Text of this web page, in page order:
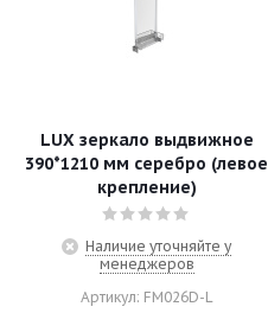
LUX зеркало выдвижное
390*1210 мм серебро (левое
крепление)
Наличие уточняйте у
менеджеров
Артикул: FM026D-L